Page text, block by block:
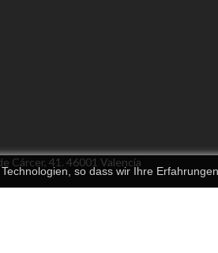
so dass wir Ihre
Cárcer, 41. 46001 Valencia